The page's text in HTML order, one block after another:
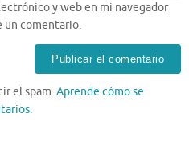
y web en mi navegador
un comentario.
el spam.Aprende cómo se